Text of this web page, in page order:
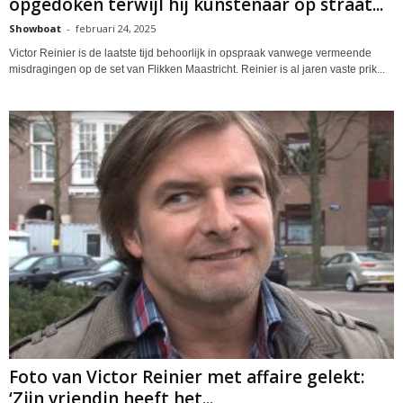
Showboat - februari 24, 2025
Victor Reinier is de laatste tijd behoorlijk in opspraak vanwege vermeende
misdragingen op de set van Flikken Maastricht. Reinier is al jaren vaste prik...
Foto van Victor Reinier met affaire gelekt: